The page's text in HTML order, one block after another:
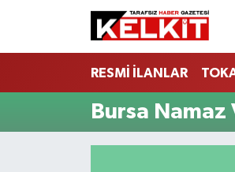
RESMİ İLANLAR
Bursa